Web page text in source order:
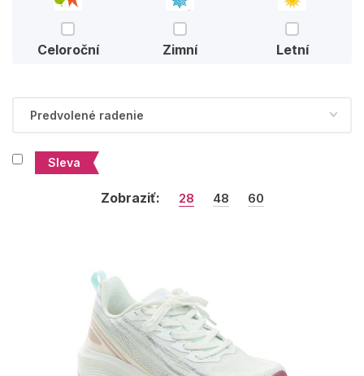
Celoroční Zimní Letní
Sleva
Zobraziť: 28 48 60